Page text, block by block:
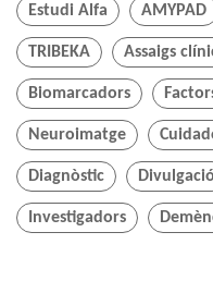
Estudi Alfa AMYPAD
TRIBEKA Assaigs
Biomarcadors
Neuroimatge
Diagnòstic Divulgació
Investigadors